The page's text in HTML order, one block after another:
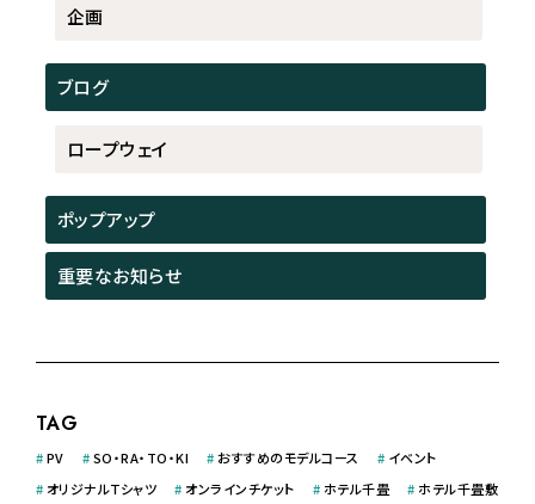
企画
ブログ
ロープウェイ
ポップアップ
重要なお知らせ
TAG
#PV #SO・RA・TO・KI #おすすめのモデルコース # イベント
# オリジナルＴシャツ # オンラインチケット # ホテル千畳 # ホテル千畳敷